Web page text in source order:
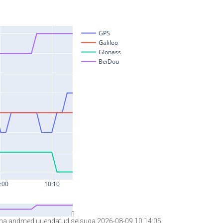
andmed uuendatud seisuga 2026-08-09 10:14:05